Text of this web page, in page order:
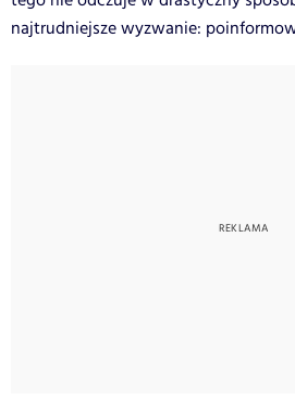
najtrudniejsze wyzwanie: